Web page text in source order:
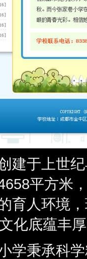
建于上世
平方米
人环境，
化底蕴丰
学秉承科